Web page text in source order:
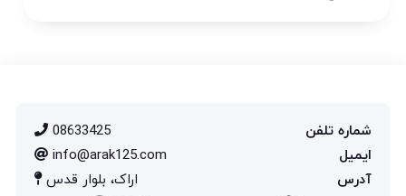
شماره تلفن
08633425
ایمیل
info@arak125.com
آدرس
اراک، بلوار قدس